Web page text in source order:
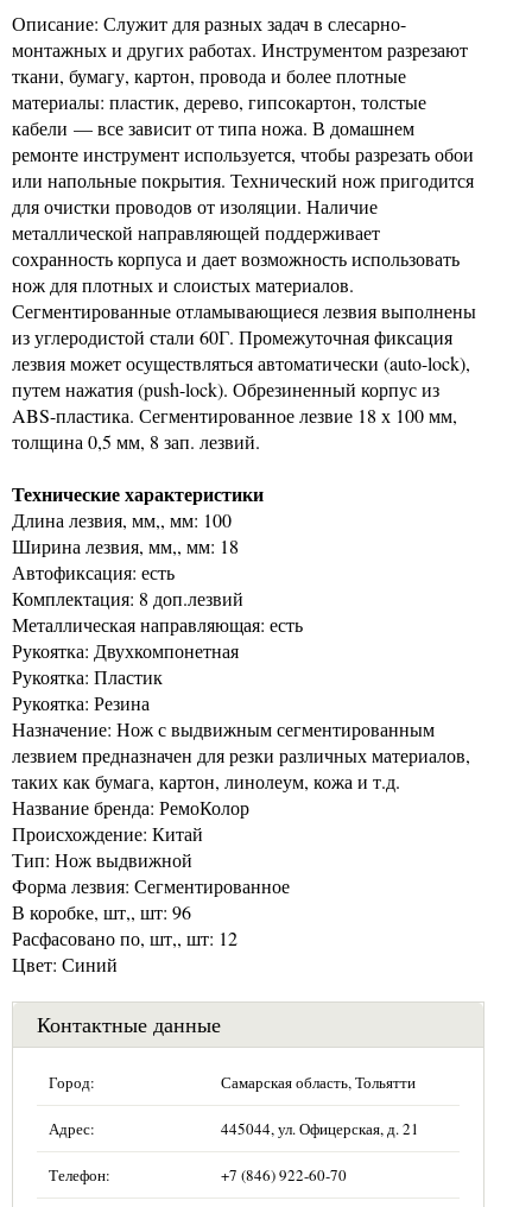
Описание: Служит для разных задач в слесарно-
монтажных и других работах. Инструментом разрезают
ткани, бумагу, картон, провода и более плотные
материалы: пластик, дерево, гипсокартон, толстые
кабели — все зависит от типа ножа. В домашнем
ремонте инструмент используется, чтобы разрезать обои
или напольные покрытия. Технический нож пригодится
для очистки проводов от изоляции. Наличие
металлической направляющей поддерживает
сохранность корпуса и дает возможность использовать
нож для плотных и слоистых материалов.
Сегментированные отламывающиеся лезвия выполнены
из углеродистой стали 60Г. Промежуточная фиксация
лезвия может осуществляться автоматически (auto-lock),
путем нажатия (push-lock). Обрезиненный корпус из
ABS-пластика. Сегментированное лезвие 18 х 100 мм,
толщина 0,5 мм, 8 зап. лезвий.
Технические характеристики
Длина лезвия, мм,, мм: 100
Ширина лезвия, мм,, мм: 18
Автофиксация: есть
Комплектация: 8 доп.лезвий
Металлическая направляющая: есть
Рукоятка: Двухкомпонетная
Рукоятка: Пластик
Рукоятка: Резина
Назначение: Нож с выдвижным сегментированным
лезвием предназначен для резки различных материалов,
таких как бумага, картон, линолеум, кожа и т.д.
Название бренда: РемоКолор
Происхождение: Китай
Тип: Нож выдвижной
Форма лезвия: Сегментированное
В коробке, шт,, шт: 96
Расфасовано по, шт,, шт: 12
Цвет: Синий
Контактные данные
Город: Самарская область, Тольятти
Адрес: 445044, ул. Офицерская, д. 21
Телефон: +7 (846) 922-60-70